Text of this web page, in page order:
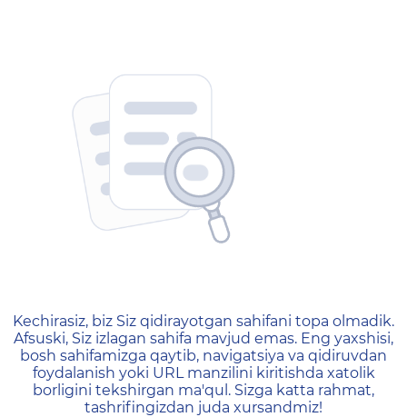
404 — Страница не
Kechirasiz, biz Siz qidirayotgan sahifani topa olmadik.
Afsuski, Siz izlagan sahifa mavjud emas. Eng yaxshisi,
bosh sahifamizga qaytib, navigatsiya va qidiruvdan
foydalanish yoki URL manzilini kiritishda xatolik
borligini tekshirgan ma'qul. Sizga katta rahmat,
tashrifingizdan juda xursandmiz!